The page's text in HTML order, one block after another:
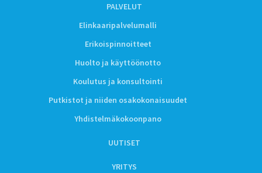
PALVELUT
Elinkaaripalvelumalli
Erikoispinnoitteet
Huolto ja käyttöönotto
Koulutus ja konsultointi
Putkistot ja niiden osakokonaisuudet
Yhdistelmäkokoonpano
UUTISET
YRITYS